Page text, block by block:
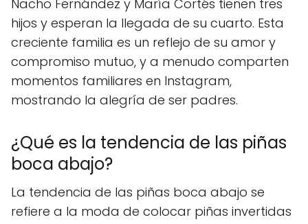
Nacho Fernández y María Cortés tienen tres
hijos y esperan la llegada de su cuarto. Esta
creciente familia es un reflejo de su amor y
compromiso mutuo, y a menudo comparten
momentos familiares en Instagram,
mostrando la alegría de ser padres.
¿Qué es la tendencia de las piñas
boca abajo?
La tendencia de las piñas boca abajo se
refiere a la moda de colocar piñas invertidas